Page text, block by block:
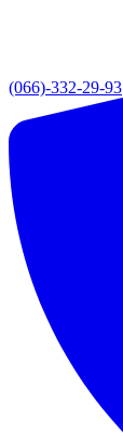
(066)-332-29-93